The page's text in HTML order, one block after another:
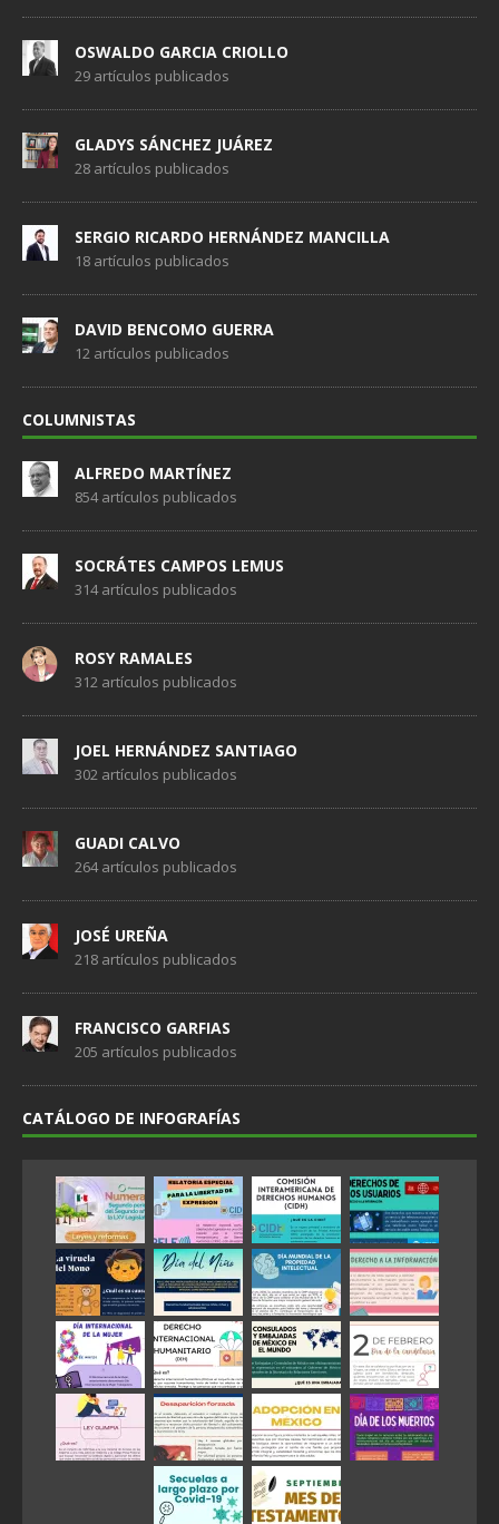
OSWALDO GARCIA CRIOLLO
29 artículos publicados
GLADYS SÁNCHEZ JUÁREZ
28 artículos publicados
SERGIO RICARDO HERNÁNDEZ MANCILLA
18 artículos publicados
DAVID BENCOMO GUERRA
12 artículos publicados
COLUMNISTAS
ALFREDO MARTÍNEZ
854 artículos publicados
SOCRÁTES CAMPOS LEMUS
314 artículos publicados
ROSY RAMALES
312 artículos publicados
JOEL HERNÁNDEZ SANTIAGO
302 artículos publicados
GUADI CALVO
264 artículos publicados
JOSÉ UREÑA
218 artículos publicados
FRANCISCO GARFIAS
205 artículos publicados
CATÁLOGO DE INFOGRAFÍAS